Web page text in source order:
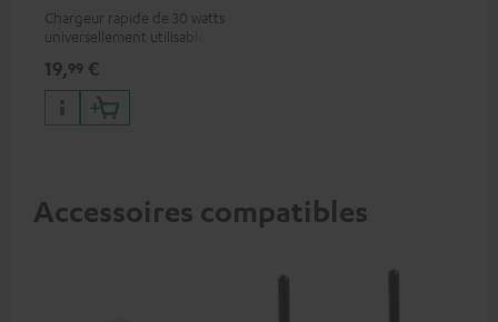
Chargeur rapide de 30 watts
universellement utilisable
portables, ainsi que pour
iPhones Apple, smartphones
Android, tablettes et
appareils avec port USB-C
19,99 €
Accessoires compatibles